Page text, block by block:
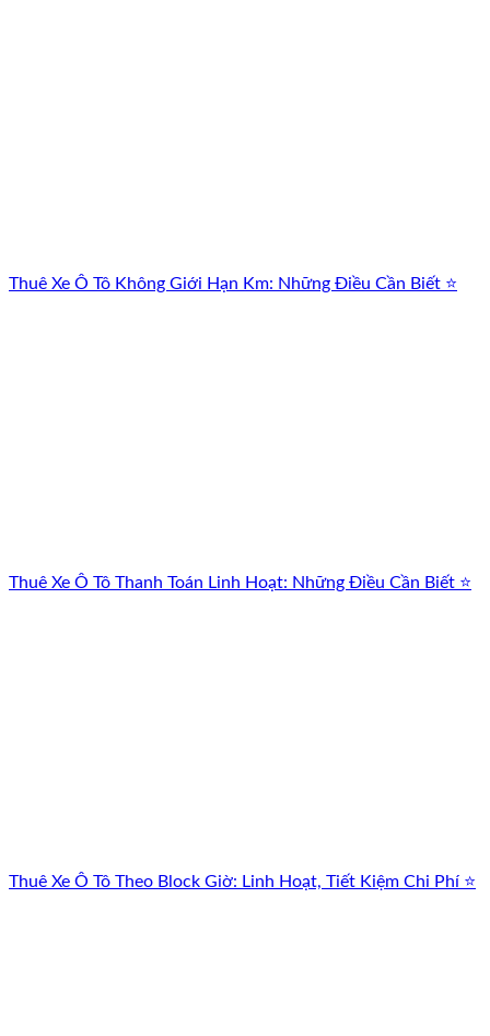
Thuê Xe Ô Tô Không Giới Hạn Km: Những Điều Cần Biết ⭐
Thuê Xe Ô Tô Thanh Toán Linh Hoạt: Những Điều Cần Biết ⭐
Thuê Xe Ô Tô Theo Block Giờ: Linh Hoạt, Tiết Kiệm Chi Phí ⭐